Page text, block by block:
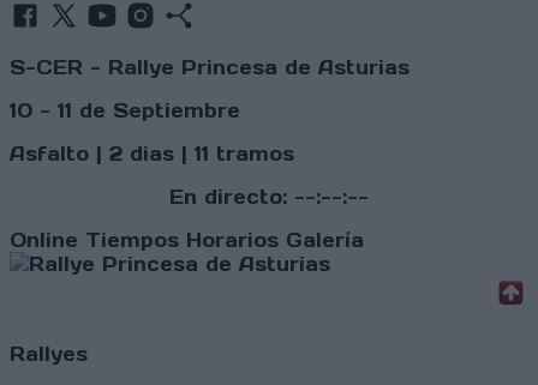
S-CER - Rallye Princesa de Asturias
10 - 11 de Septiembre
Asfalto | 2 dias | 11 tramos
En directo: --:--:--
Online Tiempos Horarios Galería
Rallyes